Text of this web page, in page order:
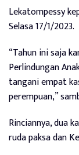
Lekatompessy
Selasa 17/1/2023.
“Tahun ini saja
Perlindungan
tangani empat
perempuan,”
Rinciannya, dua
ruda paksa dan